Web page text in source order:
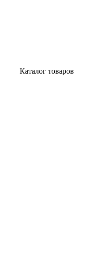
Каталог товаров